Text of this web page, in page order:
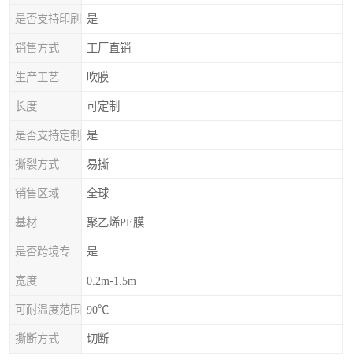
是否支持印刷 是
销售方式 工厂直销
生产工艺 吹膜
长度 可定制
是否支持定制 是
撕裂方式 易撕
销售区域 全球
基材 聚乙烯PE膜
是
宽度 0.2m-1.5m
可耐温度范围 90℃
撕断方式 切断